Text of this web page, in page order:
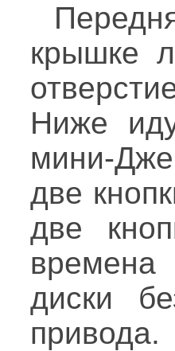
крышке
Ниже
мини-
две
две
диски
привода.